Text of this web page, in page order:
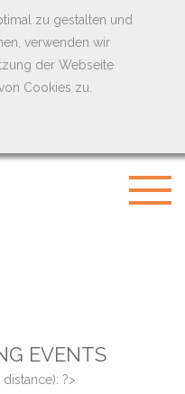
zu gestalten und
verwenden wir
der Webseite
Cookies zu.
EVENTS
distance): ?>